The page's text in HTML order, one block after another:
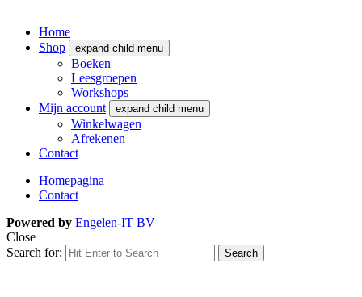
Home
Shop
expand child menu
Boeken
Leesgroepen
Workshops
Mijn account
expand child menu
Winkelwagen
Afrekenen
Contact
Homepagina
Contact
Powered by Engelen-IT BV
Close
Search for:
Search